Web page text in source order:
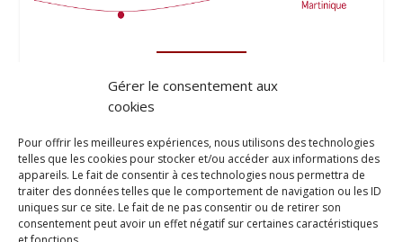
Gérer le consentement aux
cookies
Pour offrir les meilleures expériences, nous utilisons des technologies
telles que les cookies pour stocker et/ou accéder aux informations des
appareils. Le fait de consentir à ces technologies nous permettra de
traiter des données telles que le comportement de navigation ou les ID
uniques sur ce site. Le fait de ne pas consentir ou de retirer son
consentement peut avoir un effet négatif sur certaines caractéristiques